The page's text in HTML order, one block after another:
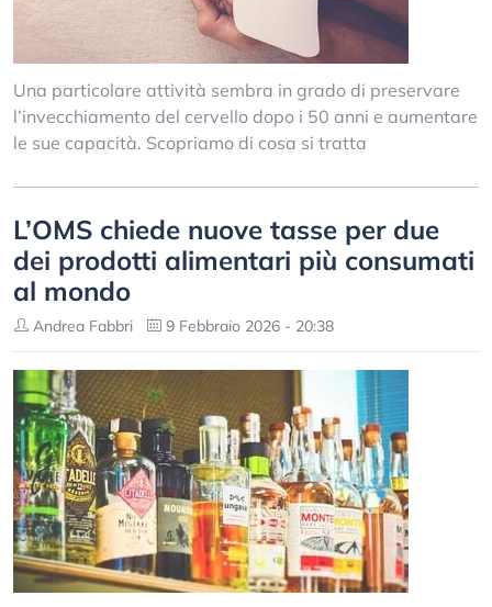
Una particolare attività sembra in grado di preservare
l’invecchiamento del cervello dopo i 50 anni e aumentare
le sue capacità. Scopriamo di cosa si tratta
L’OMS chiede nuove tasse per due
dei prodotti alimentari più consumati
al mondo
Andrea Fabbri 9 Febbraio 2026 - 20:38